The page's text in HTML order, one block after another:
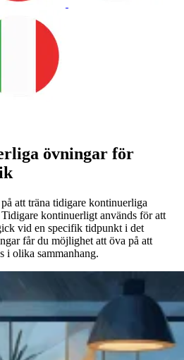
övningar för
att träna tidigare kontinuerliga
Tidigare kontinuerligt används för att
vid en specifik tidpunkt i det
får du möjlighet att öva på att
i olika sammanhang.